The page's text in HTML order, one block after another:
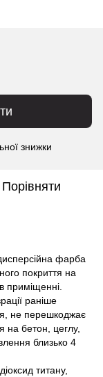
знижки
Порівняти
фарба
покриття на
приміщенні.
раніше
не перешкоджає
на бетон, цеглу,
близько 4
титану,